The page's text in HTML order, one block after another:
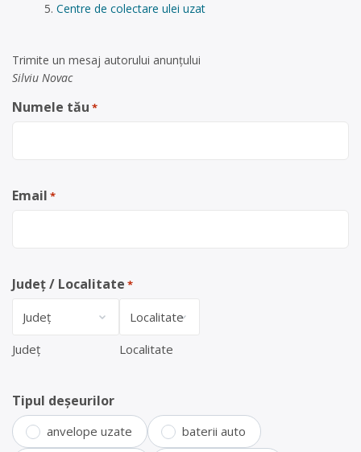
Centre de colectare ulei uzat
Trimite un mesaj autorului anunţului
Silviu Novac
Numele tău *
Email *
Județ / Localitate *
Județ Localitate
Tipul deșeurilor
anvelope uzate baterii auto